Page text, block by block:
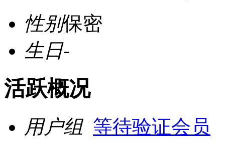
性别保密
生日-
活跃概况
用户组 等待验证会员